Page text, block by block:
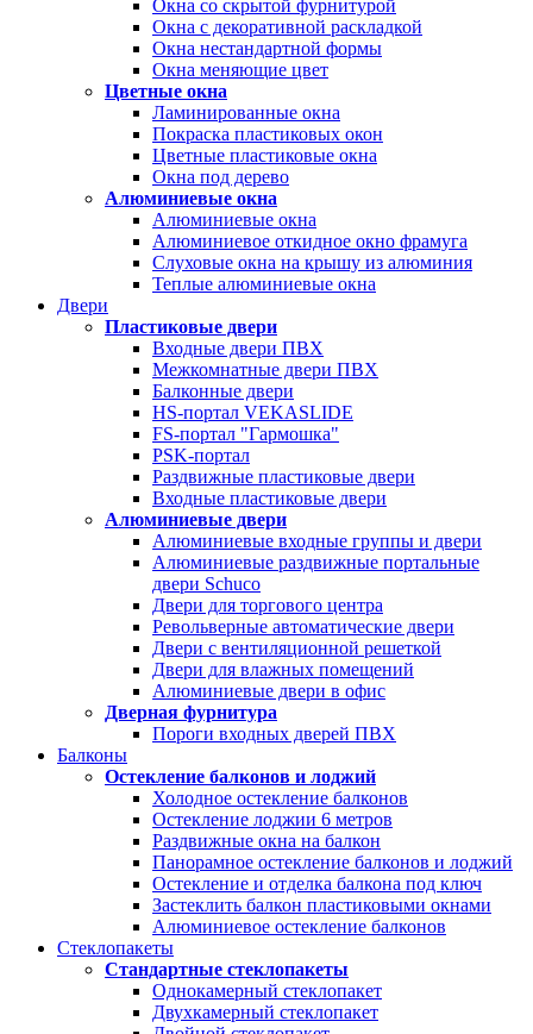
Окна со скрытой фурнитурой
Окна с декоративной раскладкой
Окна нестандартной формы
Окна меняющие цвет
Цветные окна
Ламинированные окна
Покраска пластиковых окон
Цветные пластиковые окна
Окна под дерево
Алюминиевые окна
Алюминиевые окна
Алюминиевое откидное окно фрамуга
Слуховые окна на крышу из алюминия
Теплые алюминиевые окна
Двери
Пластиковые двери
Входные двери ПВХ
Межкомнатные двери ПВХ
Балконные двери
HS-портал VEKASLIDE
FS-портал "Гармошка"
PSK-портал
Раздвижные пластиковые двери
Входные пластиковые двери
Алюминиевые двери
Алюминиевые входные группы и двери
Алюминиевые раздвижные портальные
двери Schuco
Двери для торгового центра
Револьверные автоматические двери
Двери с вентиляционной решеткой
Двери для влажных помещений
Алюминиевые двери в офис
Дверная фурнитура
Пороги входных дверей ПВХ
Балконы
Остекление балконов и лоджий
Холодное остекление балконов
Остекление лоджии 6 метров
Раздвижные окна на балкон
Панорамное остекление балконов и лоджий
Остекление и отделка балкона под ключ
Застеклить балкон пластиковыми окнами
Алюминиевое остекление балконов
Стеклопакеты
Стандартные стеклопакеты
Однокамерный стеклопакет
Двухкамерный стеклопакет